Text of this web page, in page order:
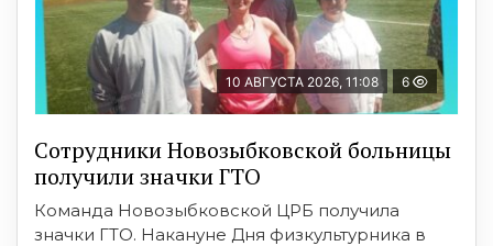
10 АВГУСТА 2026, 11:08 6
Сотрудники Новозыбковской больницы
получили значки ГТО
Команда Новозыбковской ЦРБ получила
значки ГТО. Накануне Дня физкультурника в